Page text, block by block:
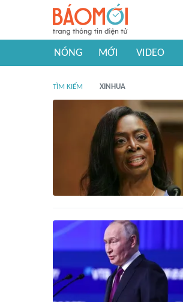
NÓNG MỚI VIDEO
TÌM KIẾM XINHUA